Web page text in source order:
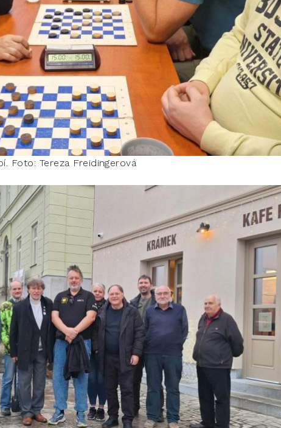
Foto: Tereza Freidingerová